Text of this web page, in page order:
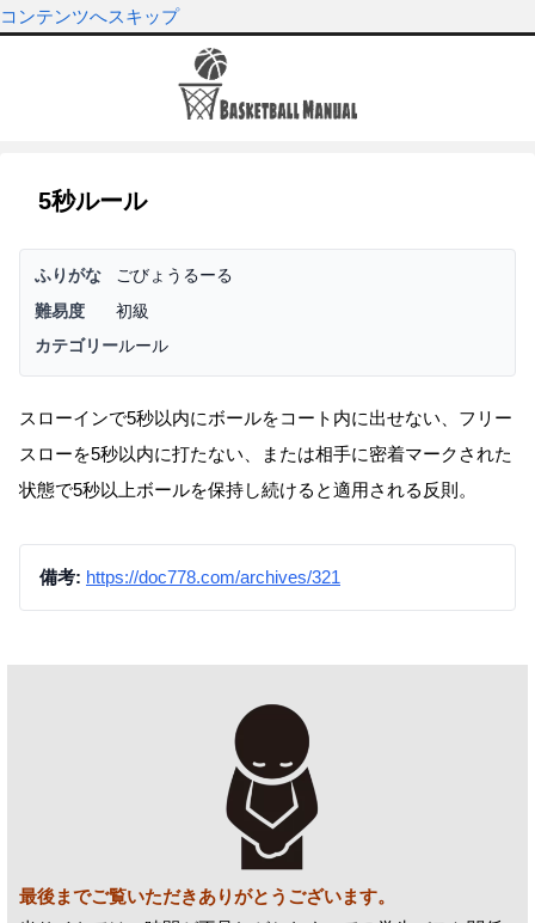
コンテンツへスキップ
5秒ルール
ふりがな
ごびょうるーる
難易度
初級
カテゴリールール
スローインで5秒以内にボールをコート内に出せない、フリー
スローを5秒以内に打たない、または相手に密着マークされた
状態で5秒以上ボールを保持し続けると適用される反則。
備考: https://doc778.com/archives/321
最後までご覧いただきありがとうございます。